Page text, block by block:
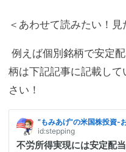
＜あわせて読みたい！見
例えば個別銘柄で安定
柄は下記記事に記載し
さい！